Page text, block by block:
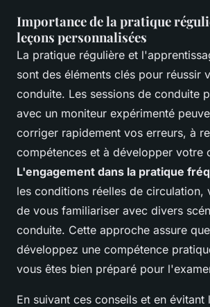
Importance de la pratique
leçons personnalisées
La pratique régulière et
sont des éléments clés pour réussir
conduite. Les sessions de conduite
avec un moniteur expérimenté
corriger rapidement vos erreurs, à
compétences et à développer votre
L'engagement dans la pratique
les conditions réelles de circulation,
de vous familiariser avec divers
conduite. Cette approche assure
développez une compétence
vous êtes bien préparé pour
En suivant ces conseils et en évitant